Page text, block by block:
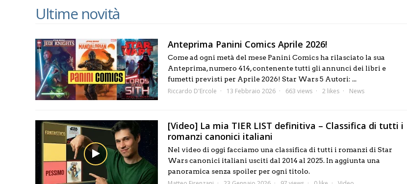
Ultime novità
Anteprima Panini Comics Aprile 2026!
Come ad ogni metà del mese Panini Comics ha rilasciato la sua
Anteprima, numero 414, contenente tutti gli annunci dei libri e
fumetti previsti per Aprile 2026! Star Wars 5 Autori: ...
Riccardo D'Ercole 13 Febbraio 2026 663 views 2 likes News
[Video] La mia TIER LIST definitiva – Classifica di tutti i
romanzi canonici italiani
Nel video di oggi facciamo una classifica di tutti i romanzi di Star
Wars canonici italiani usciti dal 2014 al 2025. In aggiunta una
panoramica senza spoiler per ogni titolo.